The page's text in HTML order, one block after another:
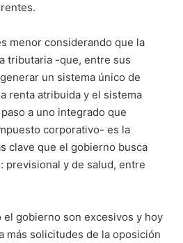
menor considerando que la
tributaria -que, entre sus
un sistema único de
renta atribuida y el sistema
a uno integrado que
corporativo- es la
clave que el gobierno busca
previsional y de salud, entre
el gobierno son excesivos y hoy
más solicitudes de la oposición